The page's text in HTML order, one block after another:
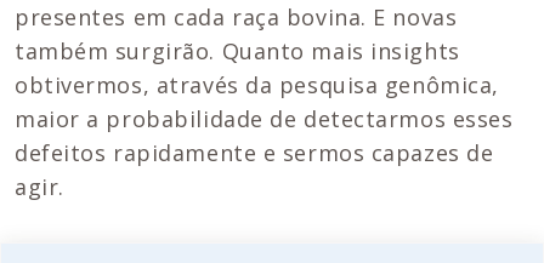
presentes em cada raça bovina. E novas
também surgirão. Quanto mais insights
obtivermos, através da pesquisa genômica,
maior a probabilidade de detectarmos esses
defeitos rapidamente e sermos capazes de
agir.